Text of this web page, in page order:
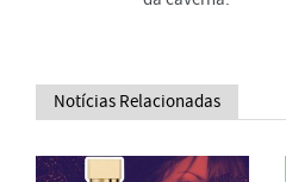
Notícias Relacionadas